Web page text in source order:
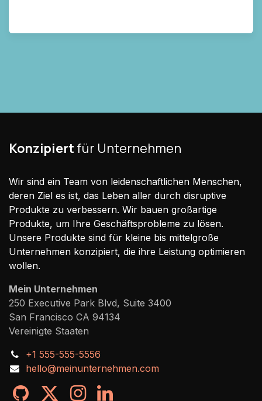
Konzipiert für Unternehmen
Wir sind ein Team von leidenschaftlichen Menschen,
deren Ziel es ist, das Leben aller durch disruptive
Produkte zu verbessern. Wir bauen großartige
Produkte, um Ihre Geschäftsprobleme zu lösen.
Unsere Produkte sind für kleine bis mittelgroße
Unternehmen konzipiert, die ihre Leistung optimieren
wollen.
Mein Unternehmen
250 Executive Park Blvd, Suite 3400
San Francisco CA 94134
Vereinigte Staaten
+1 555-555-5556
hello@meinunternehmen.com